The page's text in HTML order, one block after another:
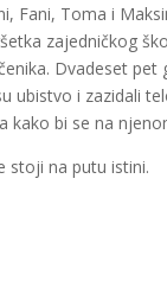
Fani, Toma i
zajedničkog
Dvadeset
ubistvo i zazidali
kako bi se na
stoji na putu istini.